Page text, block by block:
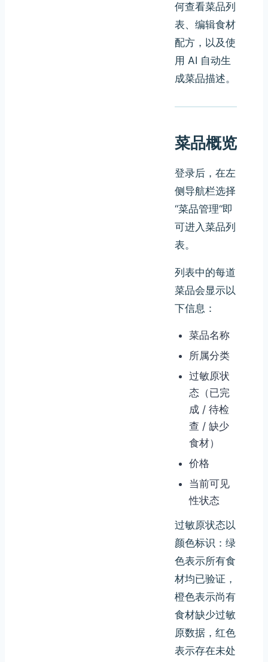
何查看菜品列
表、编辑食材
配方，以及使
用 AI 自动生
成菜品描述。
菜品概览
登录后，在左
侧导航栏选择
“菜品管理“即
可进入菜品列
表。
列表中的每道
菜品会显示以
下信息：
菜品名称
所属分类
过敏原状
态（已完
成 / 待检
查 / 缺少
食材）
价格
当前可见
性状态
过敏原状态以
颜色标识：绿
色表示所有食
材均已验证，
橙色表示尚有
食材缺少过敏
原数据，红色
表示存在未处